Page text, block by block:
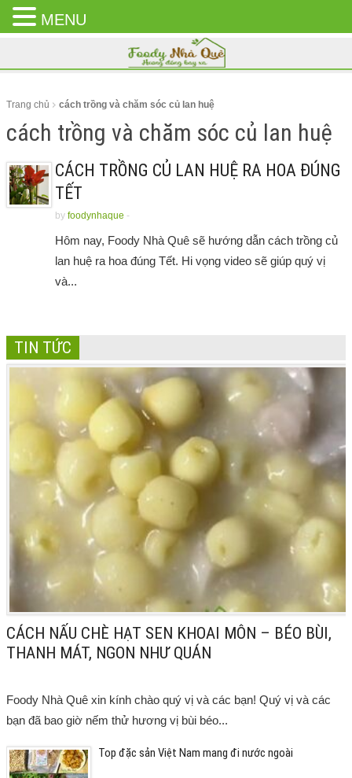
CLOSE
MENU
Trang chủ cách trồng và chăm sóc củ lan huệ
cách trồng và chăm sóc củ lan huệ
CÁCH TRỒNG CỦ LAN HUỆ RA HOA ĐÚNG
TẾT
by foodynhaque -
Hôm nay, Foody Nhà Quê sẽ hướng dẫn cách trồng củ
lan huệ ra hoa đúng Tết. Hi vọng video sẽ giúp quý vị
và...
TIN TỨC
CÁCH NẤU CHÈ HẠT SEN KHOAI MÔN – BÉO BÙI,
THANH MÁT, NGON NHƯ QUÁN
Foody Nhà Quê xin kính chào quý vị và các bạn! Quý vị và các
bạn đã bao giờ nếm thử hương vị bùi béo...
Top đặc sản Việt Nam mang đi nước ngoài
MENU